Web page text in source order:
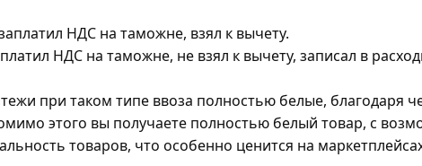
НДС на таможне, взял к вычету.
НДС на таможне, не взял к вычету, записал в
при таком типе ввоза полностью белые,
этого вы получаете полностью белый товар, с
товаров, что особенно ценится на